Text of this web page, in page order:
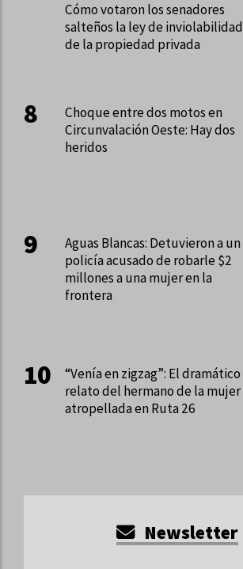
Cómo votaron los senadores
salteños la ley de inviolabilidad
de la propiedad privada
Choque entre dos motos en
Circunvalación Oeste: Hay dos
heridos
Aguas Blancas: Detuvieron a un
policía acusado de robarle $2
millones a una mujer en la
frontera
“Venía en zigzag”: El dramático
relato del hermano de la mujer
atropellada en Ruta 26
Newsletter